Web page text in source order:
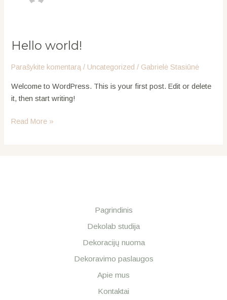
Hello world!
Parašykite komentarą / Uncategorized / Gabrielė Stasiūnė
Welcome to WordPress. This is your first post. Edit or delete
it, then start writing!
Hello
Read More »
Pagrindinis
Dekolab studija
Dekoracijų nuoma
Dekoravimo paslaugos
Apie mus
Kontaktai